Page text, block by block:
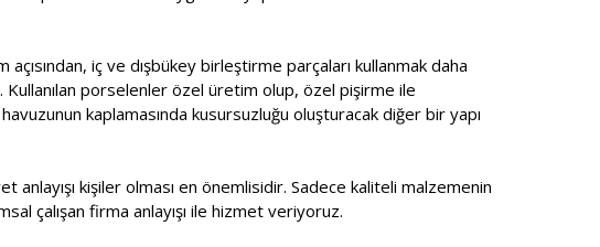
açısından, iç ve dışbükey birleştirme parçaları kullanmak daha
porselenler özel üretim olup, özel pişirme ile
kaplamasında kusursuzluğu oluşturacak diğer bir yapı
kişiler olması en önemlisidir. Sadece kaliteli malzemenin
çalışan firma anlayışı ile hizmet veriyoruz.